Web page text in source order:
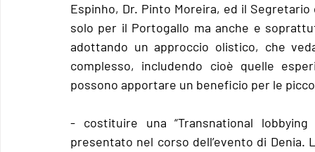
Espinho, Dr. Pinto Moreira, ed il
solo per il Portogallo ma anche e
adottando un approccio olistico, che
complesso, includendo cioè quelle
- costituire una “Transnational
presentato nel corso dell’evento di